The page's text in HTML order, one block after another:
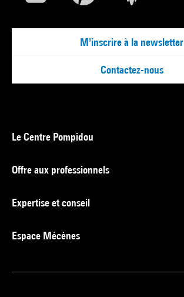
M'inscrire à la newsletter
Contactez-nous
Le Centre Pompidou
Offre aux professionnels
Expertise et conseil
Espace Mécènes